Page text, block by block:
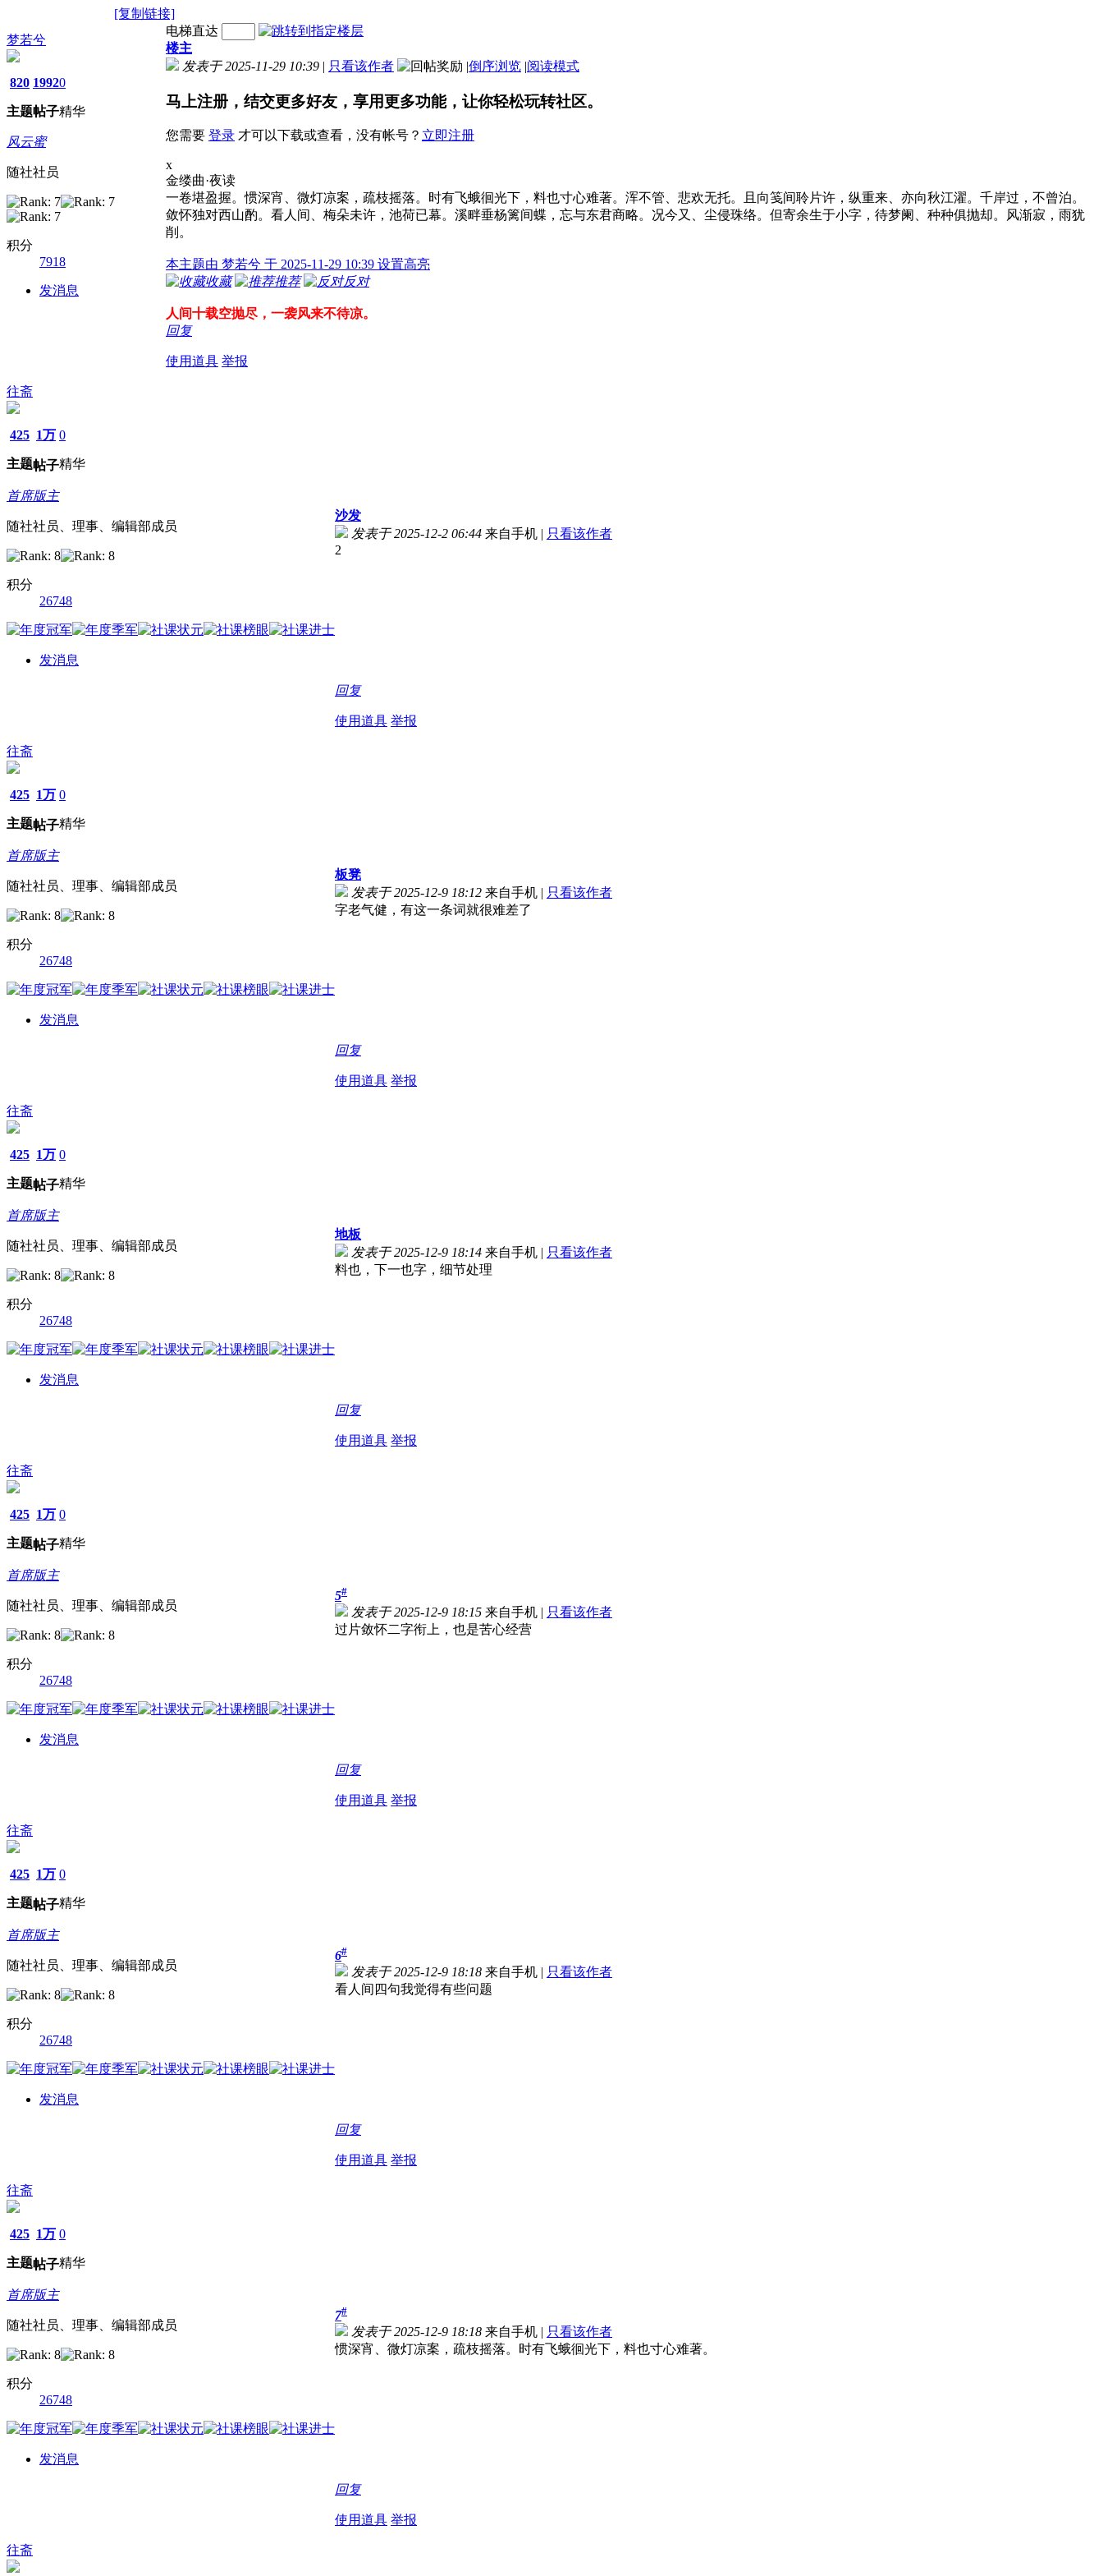
[复制链接]
梦若兮
820
主题
1992
帖子
0
精华
风云蜜
随社社员
积分
7918
发消息
电梯直达
楼主
发表于 2025-11-29 10:39 | 只看该作者 |倒序浏览 |阅读模式
马上注册，结交更多好友，享用更多功能，让你轻松玩转社区。
您需要 登录 才可以下载或查看，没有帐号？ 立即注册
x
金缕曲·夜读
一卷堪盈握。惯深宵、微灯凉案，疏枝摇落。时有飞蛾徊光下，料也寸心难著。浑不管、悲欢无托。且向笺间聆片许，纵重来、亦向秋江濯。千岸过，不曾泊。
敛怀独对西山酌。看人间、梅朵未许，池荷已幕。溪畔垂杨篱间蝶，忘与东君商略。况今又、尘侵珠络。但寄余生于小字，待梦阑、种种俱抛却。风渐寂，雨犹
削。
本主题由 梦若兮 于 2025-11-29 10:39 设置高亮
收藏
推荐 反对
人间十载空抛尽，一袭风来不待凉。
回复
使用道具 举报
往斋
425
主题
1万
帖子
0
精华
首席版主
随社社员、理事、编辑部成员
积分
26748
发消息
沙发
发表于 2025-12-2 06:44 来自手机 | 只看该作者
2
回复
使用道具 举报
往斋
425
主题
1万
帖子
0
精华
首席版主
随社社员、理事、编辑部成员
积分
26748
发消息
板凳
发表于 2025-12-9 18:12 来自手机 | 只看该作者
字老气健，有这一条词就很难差了
回复
使用道具 举报
往斋
425
主题
1万
帖子
0
精华
首席版主
随社社员、理事、编辑部成员
积分
26748
发消息
地板
发表于 2025-12-9 18:14 来自手机 | 只看该作者
料也，下一也字，细节处理
回复
使用道具 举报
往斋
425
主题
1万
帖子
0
精华
首席版主
随社社员、理事、编辑部成员
积分
26748
发消息
5#
发表于 2025-12-9 18:15 来自手机 | 只看该作者
过片敛怀二字衔上，也是苦心经营
回复
使用道具 举报
往斋
425
主题
1万
帖子
0
精华
首席版主
随社社员、理事、编辑部成员
积分
26748
发消息
6#
发表于 2025-12-9 18:18 来自手机 | 只看该作者
看人间四句我觉得有些问题
回复
使用道具 举报
往斋
425
主题
1万
帖子
0
精华
首席版主
随社社员、理事、编辑部成员
积分
26748
发消息
7#
发表于 2025-12-9 18:18 来自手机 | 只看该作者
惯深宵、微灯凉案，疏枝摇落。时有飞蛾徊光下，料也寸心难著。
回复
使用道具 举报
往斋